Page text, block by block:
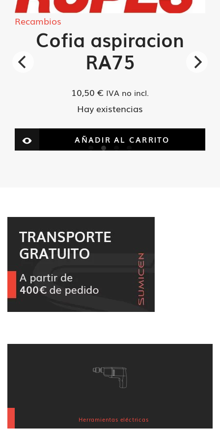
Recambios
Cofia aspiracion
RA75
10,50 € IVA no incl.
Hay existencias
AÑADIR AL CARRITO
Herramientas eléctricas